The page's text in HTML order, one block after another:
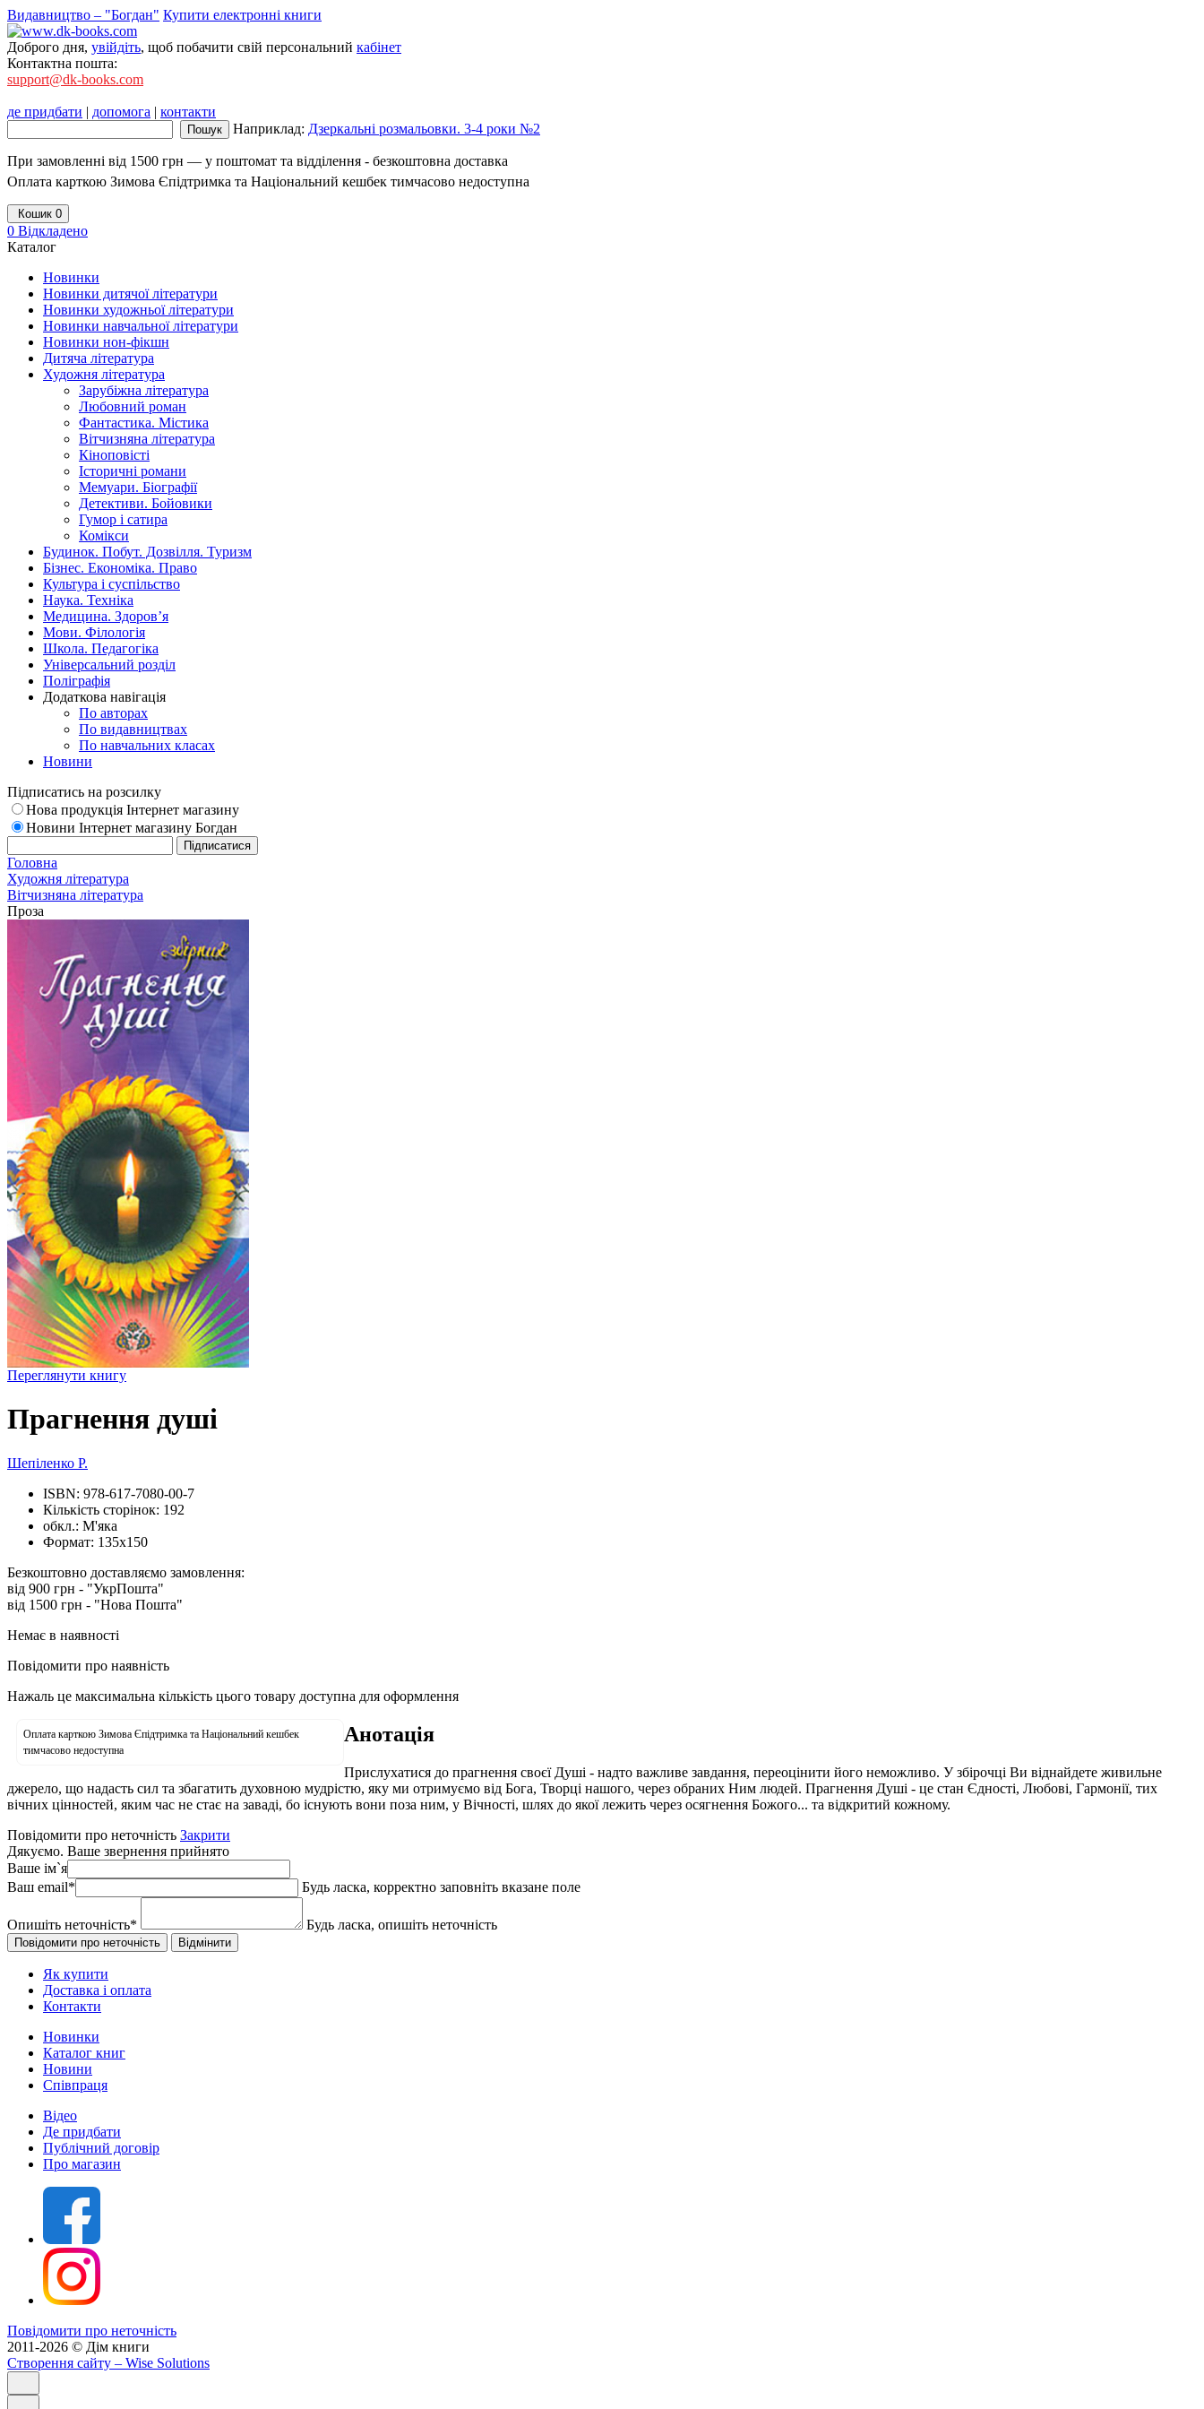
Видавництво – "Богдан" Купити електронні книги
Доброго дня, увійдіть, щоб побачити свій персональний кабінет
Контактна пошта:
support@dk-books.com
де придбати | допомога | контакти
Наприклад: Дзеркальні розмальовки. 3-4 роки №2
При замовленні від 1500 грн — у поштомат та відділення - безкоштовна доставка
Оплата карткою Зимова Єпідтримка та Національний кешбек тимчасово недоступна
Кошик 0
0 Відкладено
Каталог
Новинки
Новинки дитячої літератури
Новинки художньої літератури
Новинки навчальної літератури
Новинки нон-фікшн
Дитяча література
Художня література
Зарубіжна література
Любовний роман
Фантастика. Містика
Вітчизняна література
Кіноповісті
Історичні романи
Мемуари. Біографії
Детективи. Бойовики
Гумор і сатира
Комікси
Будинок. Побут. Дозвілля. Туризм
Бізнес. Економіка. Право
Культура і суспільство
Наука. Техніка
Медицина. Здоров’я
Мови. Філологія
Школа. Педагогіка
Універсальний розділ
Поліграфія
Додаткова навігація
По авторах
По видавництвах
По навчальних класах
Новини
Підписатись на розсилку
Нова продукція Інтернет магазину
Новини Інтернет магазину Богдан
Головна
Художня література
Вітчизняна література
Проза
Переглянути книгу
Прагнення душі
Шепіленко Р.
ISBN: 978-617-7080-00-7
Кількість сторінок: 192
обкл.: М'яка
Формат: 135х150
Безкоштовно доставляємо замовлення:
від 900 грн - "УкрПошта"
від 1500 грн - "Нова Пошта"
Немає в наявності
Повідомити про наявність
Нажаль це максимальна кількість цього товару доступна для оформлення
Оплата карткою Зимова Єпідтримка та Національний кешбек
тимчасово недоступна
Анотація
Прислухатися до прагнення своєї Душі - надто важливе завдання, переоцінити його неможливо. У збірочці Ви віднайдете живильне
джерело, що надасть сил та збагатить духовною мудрістю, яку ми отримуємо від Бога, Творці нашого, через обраних Ним людей. Прагнення Душі - це стан Єдності, Любові, Гармонії, тих
вічних цінностей, яким час не стає на заваді, бо існують вони поза ним, у Вічності, шлях до якої лежить через осягнення Божого... та відкритий кожному.
Повідомити про неточність Закрити
Дякуємо. Ваше звернення прийнято
Ваше ім`я
Ваш email* Будь ласка, корректно заповніть вказане поле
Опишіть неточність* Будь ласка, опишіть неточність
Як купити
Доставка і оплата
Контакти
Новинки
Каталог книг
Новини
Співпраця
Відео
Де придбати
Публічний договір
Про магазин
Повідомити про неточність
2011-2026 © Дім книги
Створення сайту – Wise Solutions